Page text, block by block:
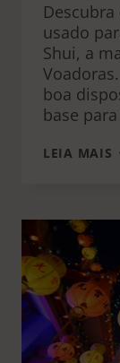
usado
Shui, a
boa
base
LEIA MAIS